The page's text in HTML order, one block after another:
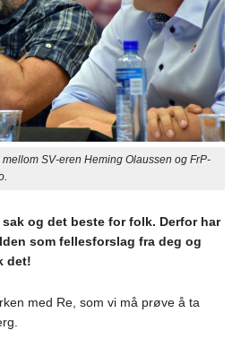
SV-eren Heming Olaussen og FrP-
og det beste for folk. Derfor har
som fellesforslag fra deg og
det!
med Re, som vi må prøve å ta